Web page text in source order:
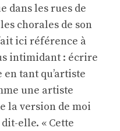
dans les rues de
chorales de son
ici référence à
intimidant : écrire
tant qu’artiste
une artiste
la version de moi
elle. « Cette